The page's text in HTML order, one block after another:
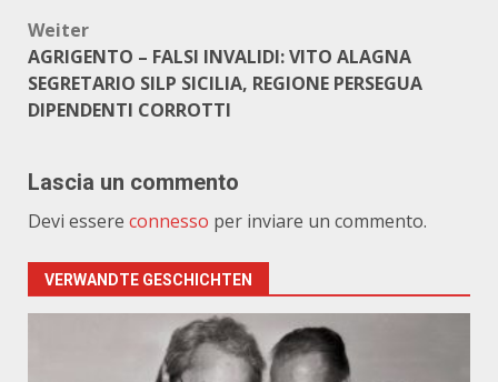
Weiter
AGRIGENTO – FALSI INVALIDI: VITO ALAGNA
SEGRETARIO SILP SICILIA, REGIONE PERSEGUA
DIPENDENTI CORROTTI
Lascia un commento
Devi essere connesso per inviare un commento.
VERWANDTE GESCHICHTEN